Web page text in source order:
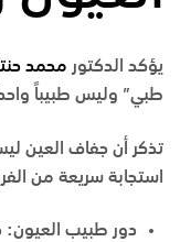
يؤكد الدكتور محمد
طبي” وليس طبيباً
تذكر أن جفاف العين
استجابة سريعة من
دور طبيب العيون: